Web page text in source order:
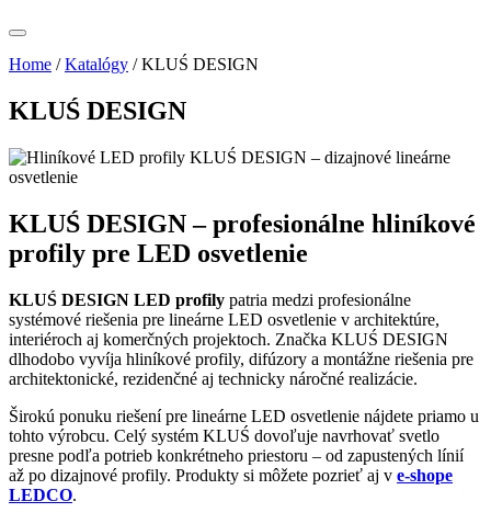
Home /Katalógy /KLUŚ DESIGN
KLUŚ DESIGN
KLUŚ DESIGN – profesionálne hliníkové
profily pre LED osvetlenie
KLUŚ DESIGN LED profily patria medzi profesionálne
systémové riešenia pre lineárne LED osvetlenie v architektúre,
interiéroch aj komerčných projektoch. Značka KLUŚ DESIGN
dlhodobo vyvíja hliníkové profily, difúzory a montážne riešenia pre
architektonické, rezidenčné aj technicky náročné realizácie.
Širokú ponuku riešení pre lineárne LED osvetlenie nájdete priamo u
tohto výrobcu. Celý systém KLUŚ dovoľuje navrhovať svetlo
presne podľa potrieb konkrétneho priestoru – od zapustených línií
až po dizajnové profily. Produkty si môžete pozrieť aj v e-shope
LEDCO.